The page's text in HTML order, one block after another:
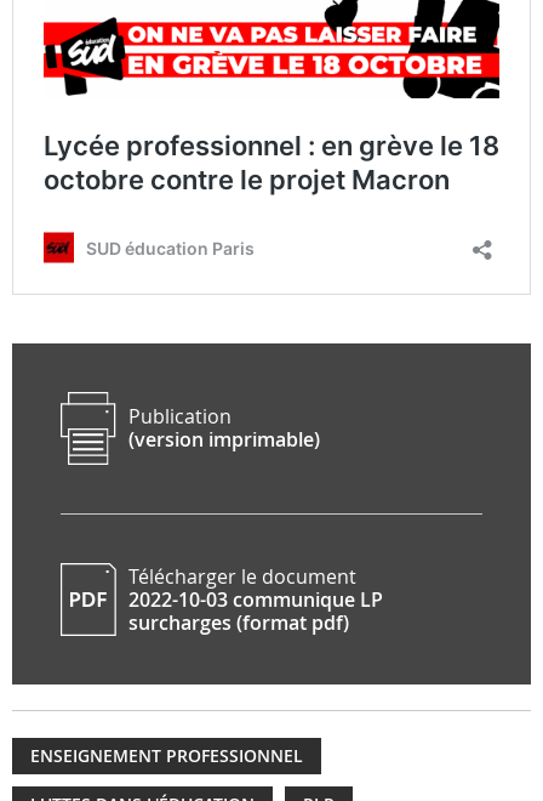
Publication
(version imprimable)
Télécharger le document
2022-10-03 communique LP
surcharges (format pdf)
ENSEIGNEMENT PROFESSIONNEL